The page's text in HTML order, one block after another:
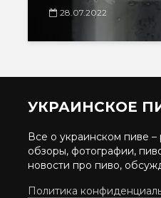
28.07.2022
УКРАИНСКОЕ
Все о украинском пиве –
обзоры, фотографии,
новости про пиво,
Политика